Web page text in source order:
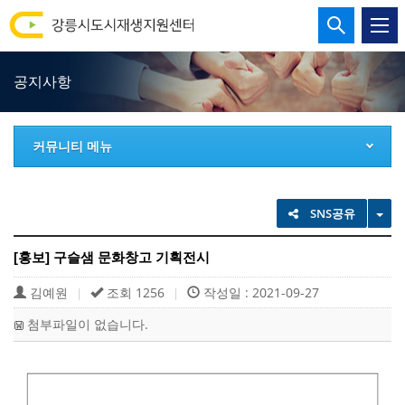
강
릉
시
도
시
생
지
원
센
통
합
검
색
공지사항
커뮤니티 메뉴
SNS공유
[홍보] 구슬샘 문화창고 기획전시
김예원 | 조회 1256 |
작성일 : 2021-09-27
첨부파일이 없습니다.